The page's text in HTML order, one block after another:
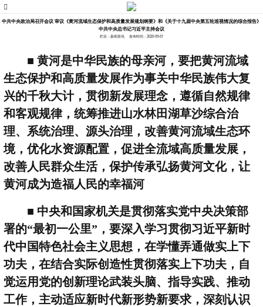
中共中央政治局召开会议 审议《黄河流域生态保护和高质量发展规划纲要》和《关于十九届中央第五轮巡视情况的综合报告》
中共中央总书记习近平主持会议
栏目：新闻资讯 发布时间：2020-09-01
■ 黄河是中华民族的母亲河，要把黄河流域
生态保护和高质量发展作为事关中华民族伟大复
兴的千秋大计，贯彻新发展理念，遵循自然规律
和客观规律，统筹推进山水林田湖草沙综合治
理、系统治理、源头治理，改善黄河流域生态环
境，优化水资源配置，促进全流域高质量发展，
改善人民群众生活，保护传承弘扬黄河文化，让
黄河成为造福人民的幸福河
■ 中央和国家机关是贯彻落实党中央决策部
署的“最初一公里” ，要深入学习贯彻习近平新时
代中国特色社会主义思想，在学懂弄通做实上下
功夫，在结合实际创造性贯彻落实上下功夫，自
觉运用党的创新理论武装头脑、指导实践、推动
工作，主动适应新时代新形势新要求，深刻认识